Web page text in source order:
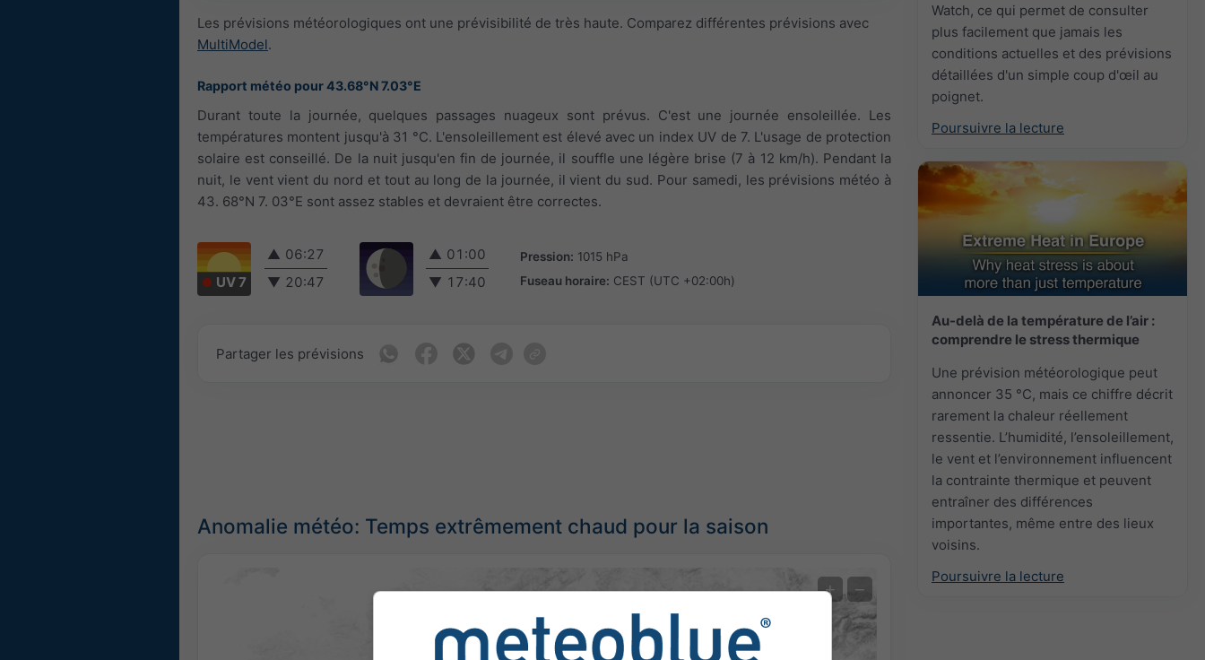
Watch, ce qui permet de consulter
plus facilement que jamais les
conditions actuelles et des prévisions
détaillées d'un simple coup d'œil au
poignet.
Poursuivre la lecture
Au-delà de la température de l’air :
comprendre le stress thermique
Une prévision météorologique peut
annoncer 35 °C, mais ce chiffre décrit
rarement la chaleur réellement
ressentie. L’humidité, l’ensoleillement,
le vent et l’environnement influencent
la contrainte thermique et peuvent
entraîner des différences
importantes, même entre des lieux
voisins.
Poursuivre la lecture
Les prévisions météorologiques ont une prévisibilité de très haute. Comparez différentes prévisions avec
MultiModel.
Rapport météo pour 43.68°N 7.03°E
Durant toute la journée, quelques passages nuageux sont prévus. C'est une journée ensoleillée. Les
températures montent jusqu'à 31 °C. L'ensoleillement est élevé avec un index UV de 7. L'usage de protection
solaire est conseillé. De la nuit jusqu'en fin de journée, il souffle une légère brise (7 à 12 km/h). Pendant la
nuit, le vent vient du nord et tout au long de la journée, il vient du sud. Pour samedi, les prévisions météo à
43. 68°N 7. 03°E sont assez stables et devraient être correctes.
UV 7
▲ 06:27
▼ 20:47
▲ 01:00
▼ 17:40
Pression: 1015 hPa
Fuseau horaire: CEST (UTC +02:00h)
Partager les prévisions
Anomalie météo: Temps extrêmement chaud pour la saison
Prévision des extrêmes
+ −